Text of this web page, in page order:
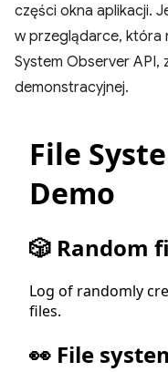
części okna aplikacji.
w przeglądarce, która
System Observer API,
demonstracyjnej.